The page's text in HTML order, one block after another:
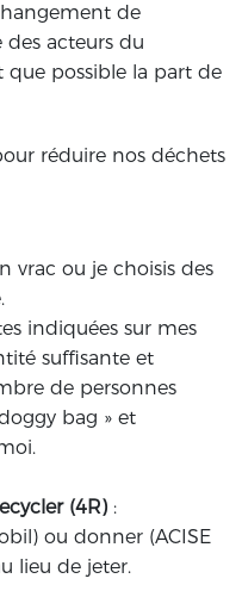
de
acteurs du
possible la part de
réduire nos déchets
vrac ou je choisis des
indiquées sur mes
suffisante et
de personnes
bag » et
(4R) :
ou donner (ACISE
lieu de jeter.